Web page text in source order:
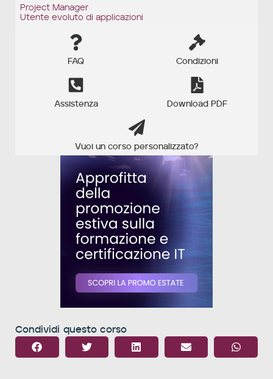
Project Manager
Utente evoluto di applicazioni
FAQ Condizioni
Assistenza Download PDF
Vuoi un corso personalizzato?
Condividi questo corso